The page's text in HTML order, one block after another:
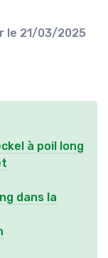
le 21/03/2025
à poil long
dans la